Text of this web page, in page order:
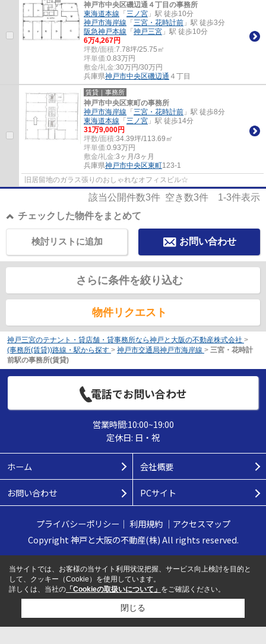
神戸市中央区磯辺通４丁目の事務所
東海道本線 「 三ノ宮 」駅 徒歩10分
神戸市海岸線 「 三宮・花時計前 」駅 徒歩3分
阪急神戸本線 「 神戸三宮 」駅 徒歩10分
6万4,267円
坪数/面積:7.78坪/25.75㎡
坪単価:0.83万円
敷金/礼金:30万円/30万円
兵庫県神戸市中央区磯辺通 ４丁目
賃貸｜事務所
神戸市中央区東町の事務所
神戸市海岸線 「 三宮・花時計前 」駅 徒歩8分
東海道本線 「 三ノ宮 」駅 徒歩14分
31万9,000円
坪数/面積:34.39坪/113.69㎡
坪単価:0.93万円
敷金/礼金:3ヶ月/3ヶ月
兵庫県神戸市中央区東町123-1
旧居留地のガラス張りのおしゃれなオフィスビル☆
該当公開件数3件 空き数3件 1-3件表示
チェックした物件をまとめて
お問い合わせ
検討リストに追加
さらに条件を絞り込む
物件リクエスト
神戸三宮のテナント・貸店舗・貸事務所なら神戸と大阪の不動産株式会社 >
(事務所(賃貸))路線・駅から探す > 神戸市交通局神戸市海岸線 > 三宮・花時計
前駅の事務所(賃貸)
電話でお問い合わせ
営業時間:10:00~19:00
定休日: 日・祝
ホーム 会社概要
お問い合わせ PCサイト
プライバシーポリシー ｜ 利用規約｜ アクセスマップ
Copyright 神戸と大阪の不動産(株) All rights reserved.
当サイトでは、お客様の当サイト利用状況把握、サービス向上検討を目的と
して、クッキー（Cookie）を使用しています。
詳しくは、当社の 「Cookieの取扱いについて」 をご確認ください。
閉じる